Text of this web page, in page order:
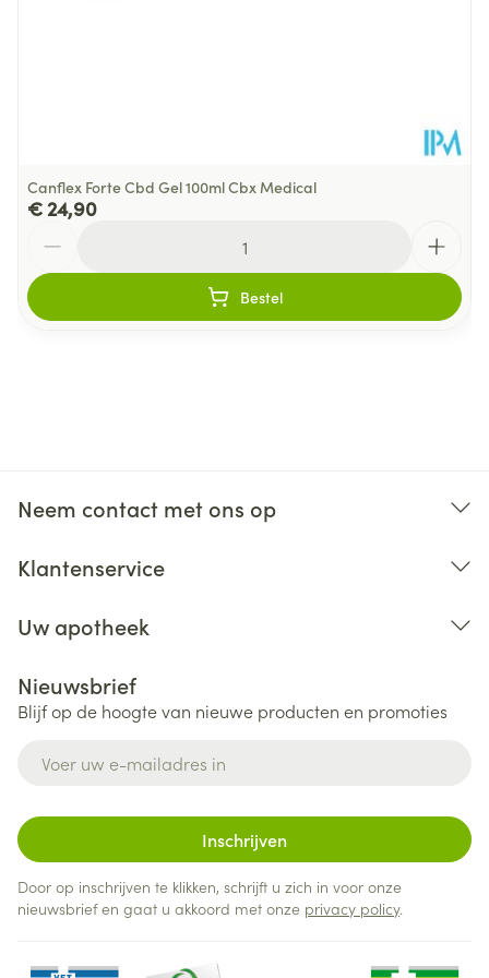
Canflex Forte Cbd Gel 100ml Cbx Medical
€ 24,90
Bestel
Neem contact met ons op
Klantenservice
Uw apotheek
Nieuwsbrief
Blijf op de hoogte van nieuwe producten en promoties
Inschrijven
Door op inschrijven te klikken, schrijft u zich in voor onze
nieuwsbrief en gaat u akkoord met onze privacy policy.